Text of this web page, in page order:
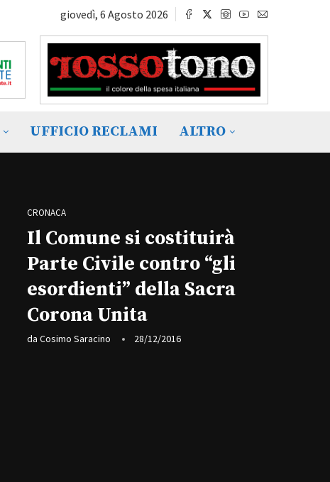
giovedì, 6 Agosto 2026
UFFICIO RECLAMI ALTRO
CRONACA
Il Comune si costituirà
Parte Civile contro “gli
esordienti” della Sacra
Corona Unita
da Cosimo Saracino 28/12/2016